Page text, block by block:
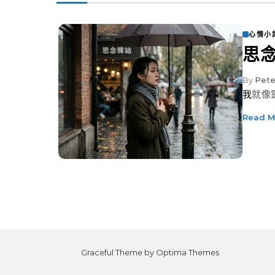
心情小
思
By
我就
Read
Graceful Theme by Optima Themes